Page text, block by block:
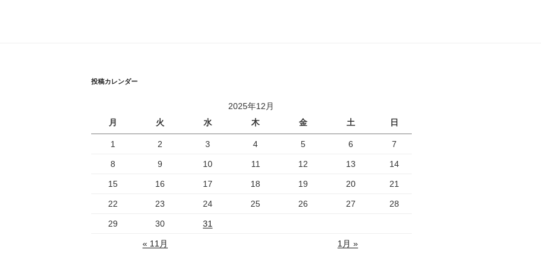
投稿カレンダー
2025年12月
月
火 水 木 金 土 日
1 2 3 4 5 6 7
8 9 10 11 12 13 14
15 16 17 18 19 20 21
22 23 24 25 26 27 28
29 30 31
« 11月 1月 »